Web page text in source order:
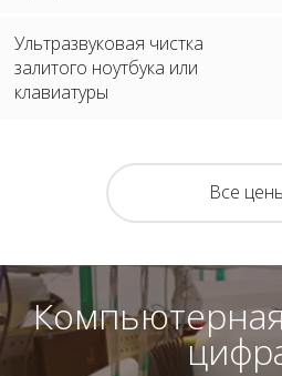
Ультразвуковая чистка
залитого ноутбука или
клавиатуры
Все